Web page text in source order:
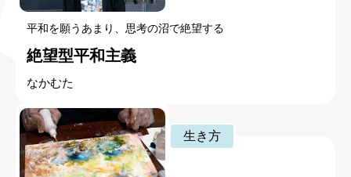
平和を願うあまり、思考の沼で絶望する
絶望型平和主義
なかむた
生き方